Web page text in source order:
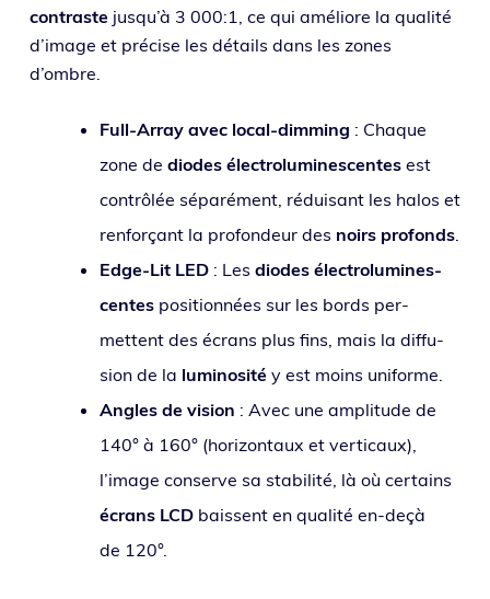
contraste jusqu’à 3 000:1, ce qui amé­liore la qua­li­té
d’i­mage et pré­cise les détails dans les zones
d’ombre.
Full-Array avec local-dim­ming : Chaque
zone de diodes élec­tro­lu­mi­nes­centesest
contrô­lée sépa­ré­ment, rédui­sant les halos et
ren­for­çant la pro­fon­deur des noirs pro­fonds.
Edge-Lit LED: Les diodes élec­tro­lu­mi­nes­
centesposi­tion­nées sur les bords per­
mettent des écrans plus fins, mais la dif­fu­
sion de la lumi­no­si­té y est moins uniforme.
Angles de vision : Avec une ampli­tude de
140° à 160° (hori­zon­taux et ver­ti­caux),
l’image conserve sa sta­bi­li­té, là où cer­tains
écrans LCDbaissent en qua­li­té en-deçà
de 120°.